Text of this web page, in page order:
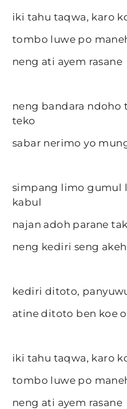
iki tahu taqwa, karo
tombo luwe po
neng ati ayem rasane
neng bandara ndoho
teko
sabar nerimo yo
simpang limo gumul
kabul
najan adoh parane
neng kediri seng
kediri ditoto,
atine ditoto ben koe
iki tahu taqwa, karo
tombo luwe po
neng ati ayem rasane